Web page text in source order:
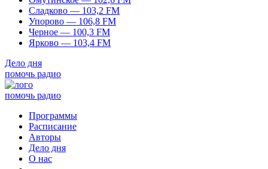
Сладково — 103,2 FM
Упорово — 106,8 FM
Черное — 100,3 FM
Ярково — 103,4 FM
Дело дня
помочь радио
помочь радио
Программы
Расписание
Авторы
Дело дня
О нас